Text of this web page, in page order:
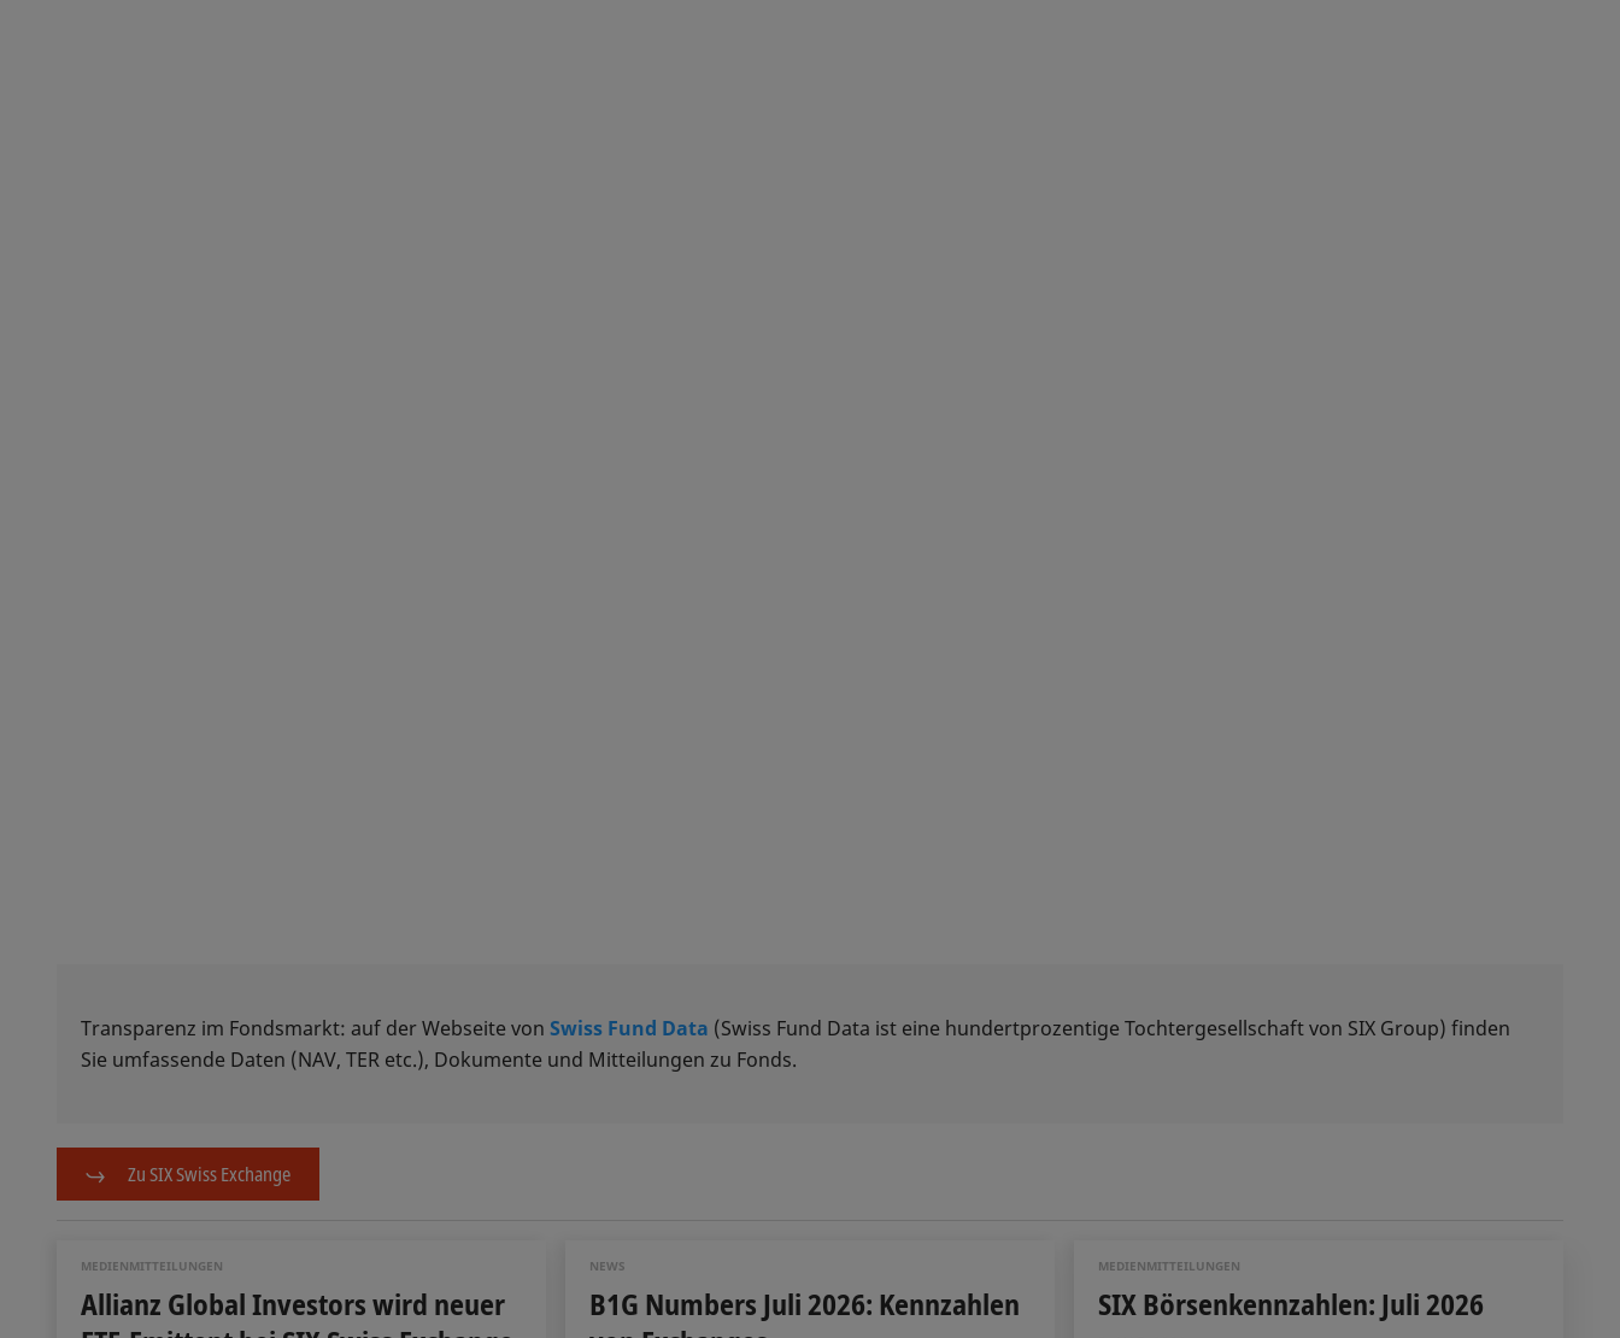
Transparenz im Fondsmarkt: auf der Webseite von Swiss Fund Data (Swiss Fund Data ist eine hundertprozentige Tochtergesellschaft von SIX Group) finden
Sie umfassende Daten (NAV, TER etc.), Dokumente und Mitteilungen zu Fonds.
Zu SIX Swiss Exchange
MEDIENMITTEILUNGEN
Allianz Global Investors wird neuer
NEWS
B1G Numbers Juli 2026: Kennzahlen
MEDIENMITTEILUNGEN
SIX Börsenkennzahlen: Juli 2026